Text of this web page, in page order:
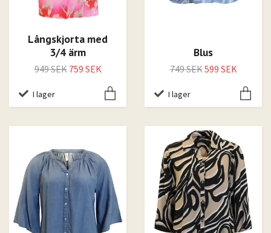
Långskjorta med
3/4 ärm
949 SEK 759 SEK
I lager
Blus
749 SEK599 SEK
I lager